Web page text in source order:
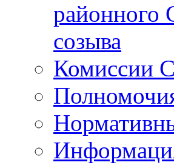
районного
созыва
Комиссии